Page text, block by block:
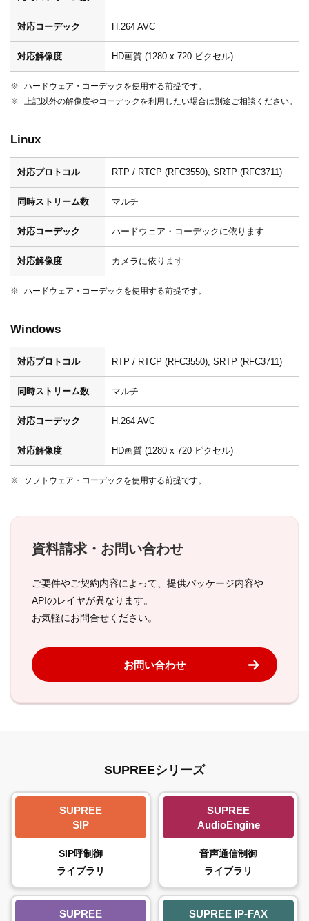
対応コーデック H.264 AVC
対応解像度 HD画質 (1280 x 720 ピクセル)
ハードウェア・コーデックを使用する前提です。
上記以外の解像度やコーデックを利用したい場合は別途ご相談ください。
Linux
対応プロトコル RTP / RTCP (RFC3550), SRTP (RFC3711)
同時ストリーム数 マルチ
対応コーデック ハードウェア・コーデックに依ります
対応解像度 カメラに依ります
ハードウェア・コーデックを使用する前提です。
Windows
対応プロトコル RTP / RTCP (RFC3550), SRTP (RFC3711)
同時ストリーム数 マルチ
対応コーデック H.264 AVC
対応解像度 HD画質 (1280 x 720 ピクセル)
ソフトウェア・コーデックを使用する前提です。
資料請求・お問い合わせ
ご要件やご契約内容によって、提供パッケージ内容や
APIのレイヤが異なります。
お気軽にお問合せください。
お問い合わせ
SUPREEシリーズ
SUPREE
SIP
SIP呼制御
ライブラリ
SUPREE
AudioEngine
音声通信制御
ライブラリ
SUPREE
SUPREE IP-FAX